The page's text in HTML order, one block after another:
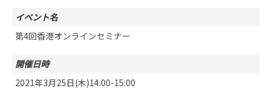
イベント名
第4回香港オンラインセミナー
開催日時
2021年3月25日(木)14:00-15:00